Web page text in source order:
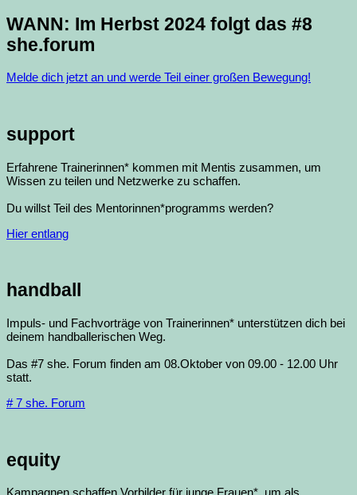
WANN: Im Herbst 2024 folgt das #8
she.forum
Melde dich jetzt an und werde Teil einer großen Bewegung!
support
Erfahrene Trainerinnen* kommen mit Mentis zusammen, um
Wissen zu teilen und Netzwerke zu schaffen.
Du willst Teil des Mentorinnen*programms werden?
Hier entlang
handball
Impuls- und Fachvorträge von Trainerinnen* unterstützen dich bei
deinem handballerischen Weg.
Das #7 she. Forum finden am 08.Oktober von 09.00 - 12.00 Uhr
statt.
# 7 she. Forum
equity